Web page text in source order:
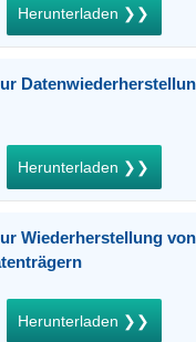
Herunterladen ❯❯
Herunterladen ❯❯
Wiederherstellung von
Herunterladen ❯❯